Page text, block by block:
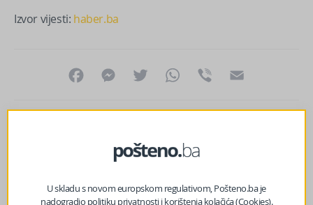
Izvor vijesti: haber.ba
FacebookMessenger
Twitter WhatsApp
Viber
U skladu s novom europskom regulativom, Pošteno.ba je
nadogradio politiku privatnosti i korištenja kolačića (Cookies).